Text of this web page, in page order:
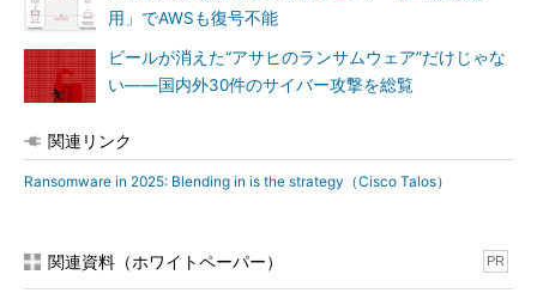
用」でAWSも復号不能
ビールが消えた“アサヒのランサムウェア”だけじゃな
い――国内外30件のサイバー攻撃を総覧
関連リンク
Ransomware in 2025: Blending in is the strategy（Cisco Talos）
関連資料（ホワイトペーパー） PR